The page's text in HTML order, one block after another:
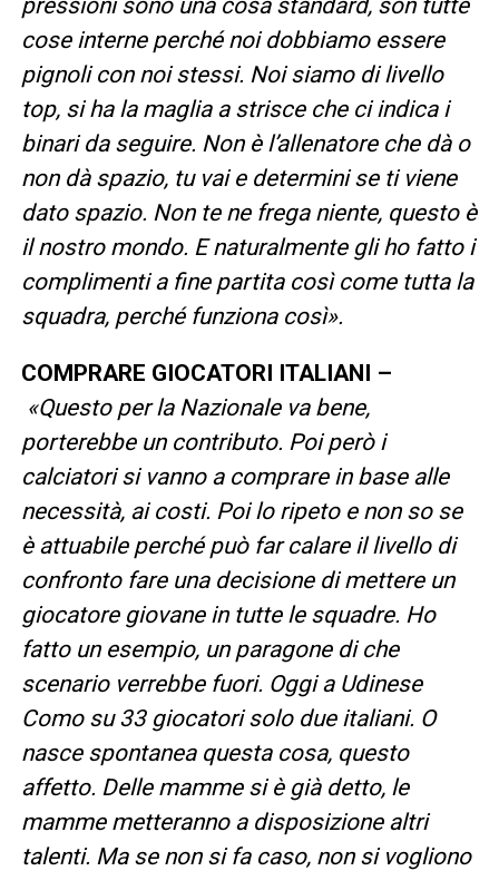
cose interne perché noi dobbiamo essere
pignoli con noi stessi. Noi siamo di livello
top, si ha la maglia a strisce che ci indica i
binari da seguire. Non è l’allenatore che dà o
non dà spazio, tu vai e determini se ti viene
dato spazio. Non te ne frega niente, questo è
il nostro mondo. E naturalmente gli ho fatto i
complimenti a fine partita così come tutta la
squadra, perché funziona così».
COMPRARE GIOCATORI ITALIANI –
«Questo per la Nazionale va bene,
porterebbe un contributo. Poi però i
calciatori si vanno a comprare in base alle
necessità, ai costi. Poi lo ripeto e non so se
è attuabile perché può far calare il livello di
confronto fare una decisione di mettere un
giocatore giovane in tutte le squadre. Ho
fatto un esempio, un paragone di che
scenario verrebbe fuori. Oggi a Udinese
Como su 33 giocatori solo due italiani. O
nasce spontanea questa cosa, questo
affetto. Delle mamme si è già detto, le
mamme metteranno a disposizione altri
talenti. Ma se non si fa caso, non si vogliono